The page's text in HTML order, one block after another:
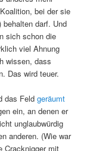
Koalition, bei der sie
darf. Und
sich schon die
viel Ahnung
wissen, dass
Das wird teuer.
das Feldgeräumt
ein, an denen er
unglaubwürdig
anderen. (Wie war
Cracknigger mit